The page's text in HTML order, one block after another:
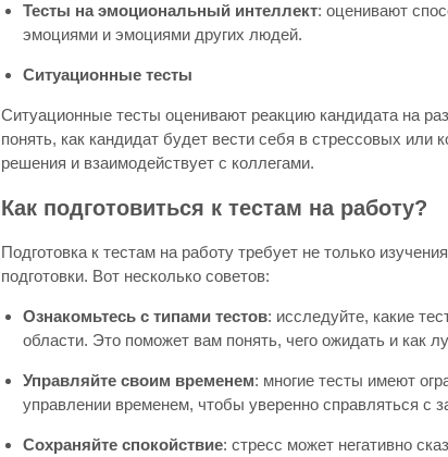
Тесты на эмоциональный интеллект: оценивают
эмоциями и эмоциями других людей.
Ситуационные тесты
Ситуационные тесты оценивают реакцию кандидата на
понять, как кандидат будет вести себя в стрессовых или
решения и взаимодействует с коллегами.
Как подготовиться к тестам на работу?
Подготовка к тестам на работу требует не только
подготовки. Вот несколько советов:
Ознакомьтесь с типами тестов: исследуйте, какие
области. Это поможет вам понять, чего ожидать и как
Управляйте своим временем: многие тесты имеют
управлении временем, чтобы уверенно справляться с
Сохраняйте спокойствие: стресс может негативно